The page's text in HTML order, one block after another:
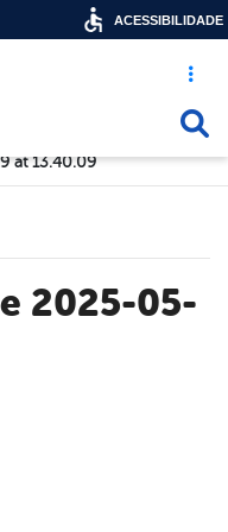
Acesso
at 13.40.09
ACESSIBILIDADE